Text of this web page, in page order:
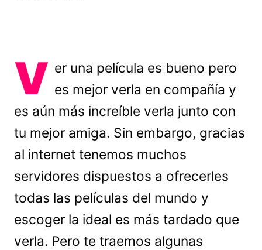
V er una película es bueno pero
es mejor verla en compañía y
es aún más increíble verla junto con
tu mejor amiga. Sin embargo, gracias
al internet tenemos muchos
servidores dispuestos a ofrecerles
todas las películas del mundo y
escoger la ideal es más tardado que
verla. Pero te traemos algunas